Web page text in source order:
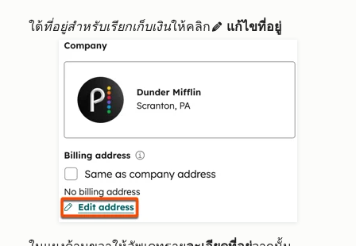
ใต้ที่อยู่สำหรับเรียกเก็บเงินให้คลิกedit แก้ไขที่อยู่